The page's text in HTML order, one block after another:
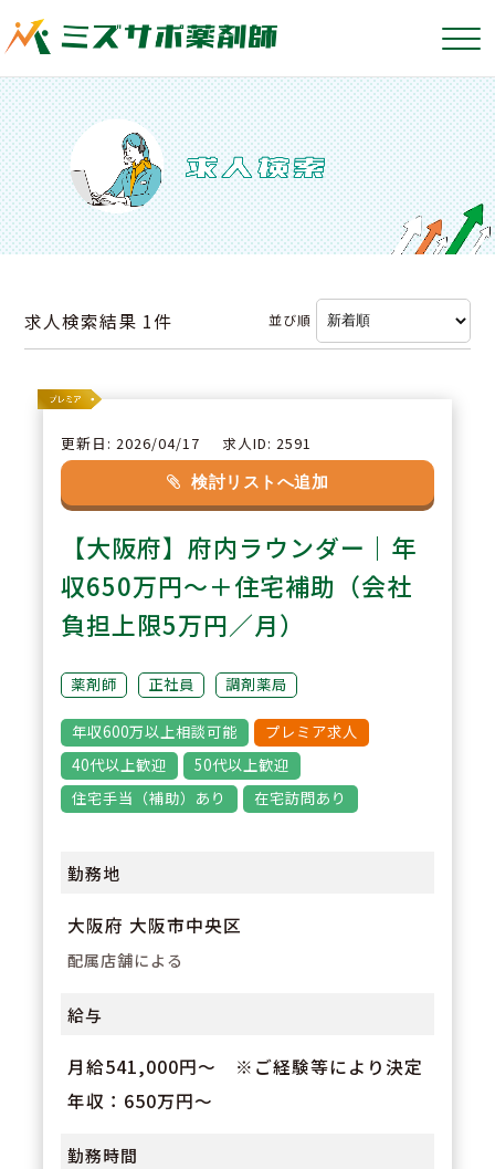
求人検索結果 1件 並び順
更新日: 2026/04/17 求人ID: 2591
検討リストへ追加
【大阪府】府内ラウンダー｜年
収650万円～＋住宅補助（会社
負担上限5万円／月）
薬剤師 正社員 調剤薬局
年収600万以上相談可能
プレミア求人
40代以上歓迎
50代以上歓迎
住宅手当（補助）あり
在宅訪問あり
勤務地
大阪府 大阪市中央区
配属店舗による
給与
月給541,000円～ ※ご経験等により決定
年収：650万円～
勤務時間